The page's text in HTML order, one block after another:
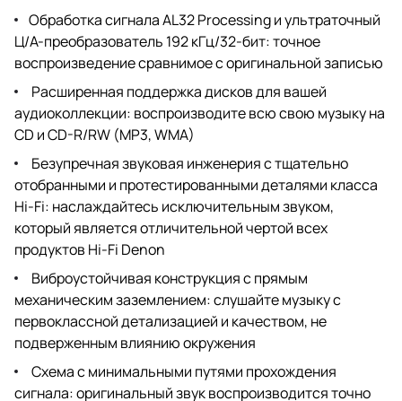
Обработка сигнала AL32 Processing и ультраточный
Ц/А-преобразователь 192 кГц/32-бит: точное
воспроизведение сравнимое с оригинальной записью
Расширенная поддержка дисков для вашей
аудиоколлекции: воспроизводите всю свою музыку на
CD и CD-R/RW (MP3, WMA)
Безупречная звуковая инженерия с тщательно
отобранными и протестированными деталями класса
Hi-Fi: наслаждайтесь исключительным звуком,
который является отличительной чертой всех
продуктов Hi-Fi Denon
Виброустойчивая конструкция с прямым
механическим заземлением: слушайте музыку с
первоклассной детализацией и качеством, не
подверженным влиянию окружения
Схема с минимальными путями прохождения
сигнала: оригинальный звук воспроизводится точно